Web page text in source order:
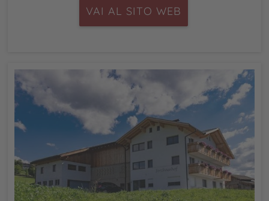
VAI AL SITO WEB